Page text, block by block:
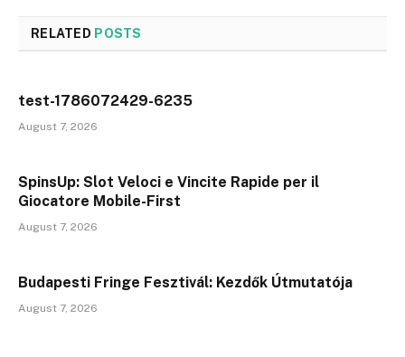
RELATED POSTS
test-1786072429-6235
August 7, 2026
SpinsUp: Slot Veloci e Vincite Rapide per il
Giocatore Mobile-First
August 7, 2026
Budapesti Fringe Fesztivál: Kezdők Útmutatója
August 7, 2026